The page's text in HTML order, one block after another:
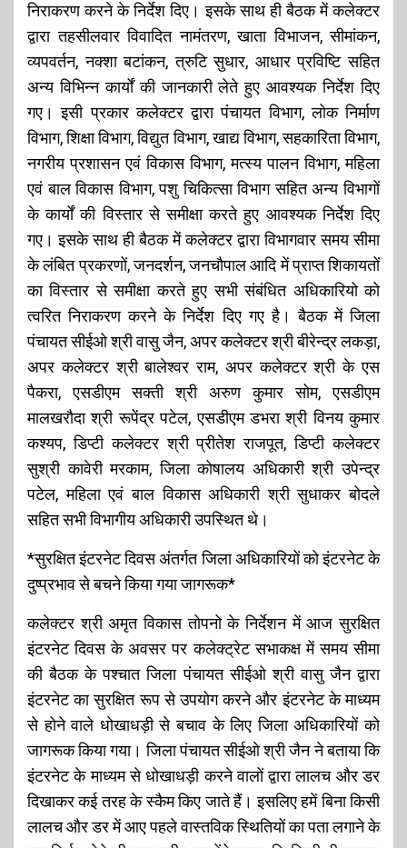
निराकरण करने के निर्देश दिए। इसके साथ ही बैठक में कलेक्टर
द्वारा तहसीलवार विवादित नामंतरण, खाता विभाजन, सीमांकन,
व्यपवर्तन, नक्शा बटांकन, त्रुटि सुधार, आधार प्रविष्टि सहित
अन्य विभिन्न कार्यों की जानकारी लेते हुए आवश्यक निर्देश दिए
गए। इसी प्रकार कलेक्टर द्वारा पंचायत विभाग, लोक निर्माण
विभाग, शिक्षा विभाग, विद्युत विभाग, खाद्य विभाग, सहकारिता विभाग,
नगरीय प्रशासन एवं विकास विभाग, मत्स्य पालन विभाग, महिला
एवं बाल विकास विभाग, पशु चिकित्सा विभाग सहित अन्य विभागों
के कार्यों की विस्तार से समीक्षा करते हुए आवश्यक निर्देश दिए
गए। इसके साथ ही बैठक में कलेक्टर द्वारा विभागवार समय सीमा
के लंबित प्रकरणों, जनदर्शन, जनचौपाल आदि में प्राप्त शिकायतों
का विस्तार से समीक्षा करते हुए सभी संबंधित अधिकारियो को
त्वरित निराकरण करने के निर्देश दिए गए है। बैठक में जिला
पंचायत सीईओ श्री वासु जैन, अपर कलेक्टर श्री बीरेन्द्र लकड़ा,
अपर कलेक्टर श्री बालेश्वर राम, अपर कलेक्टर श्री के एस
पैकरा, एसडीएम सक्ती श्री अरुण कुमार सोम, एसडीएम
मालखरौदा श्री रूपेंद्र पटेल, एसडीएम डभरा श्री विनय कुमार
कश्यप, डिप्टी कलेक्टर श्री प्रीतेश राजपूत, डिप्टी कलेक्टर
सुश्री कावेरी मरकाम, जिला कोषालय अधिकारी श्री उपेन्द्र
पटेल, महिला एवं बाल विकास अधिकारी श्री सुधाकर बोदले
सहित सभी विभागीय अधिकारी उपस्थित थे।
*सुरक्षित इंटरनेट दिवस अंतर्गत जिला अधिकारियों को इंटरनेट के
दुष्प्रभाव से बचने किया गया जागरूक*
कलेक्टर श्री अमृत विकास तोपनो के निर्देशन में आज सुरक्षित
इंटरनेट दिवस के अवसर पर कलेक्ट्रेट सभाकक्ष में समय सीमा
की बैठक के पश्चात जिला पंचायत सीईओ श्री वासु जैन द्वारा
इंटरनेट का सुरक्षित रूप से उपयोग करने और इंटरनेट के माध्यम
से होने वाले धोखाधड़ी से बचाव के लिए जिला अधिकारियों को
जागरूक किया गया। जिला पंचायत सीईओ श्री जैन ने बताया कि
इंटरनेट के माध्यम से धोखाधड़ी करने वालों द्वारा लालच और डर
दिखाकर कई तरह के स्कैम किए जाते हैं। इसलिए हमें बिना किसी
लालच और डर में आए पहले वास्तविक स्थितियों का पता लगाने के